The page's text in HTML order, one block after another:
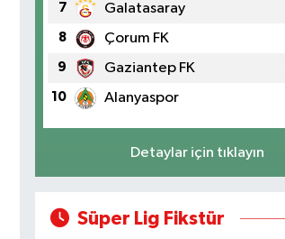
7 Galatasaray
8 Çorum FK
9 Gaziantep FK
10 Alanyaspor
Detaylar için tıklayın
Süper Lig Fikstür